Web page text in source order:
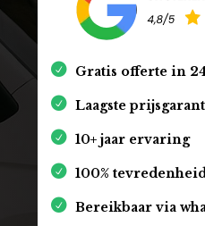
Gratis offerte in
Laagste
10+ jaar ervaring
100%
Bereikbaar via